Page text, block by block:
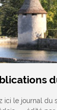
ici le journal du